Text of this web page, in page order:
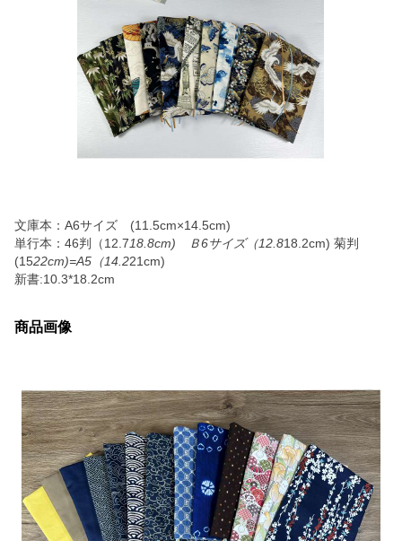
文庫本：A6サイズ (11.5cm×14.5cm)
単行本：46判（12.718.8cm) Ｂ6サイズ（12.818.2cm) 菊判
(1522cm)=A5（14.221cm)
新書:10.3*18.2cm
商品画像